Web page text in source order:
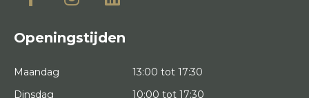
Openingstijden
Maandag
13:00 tot 17:30
Dinsdag
10:00 tot 17:30